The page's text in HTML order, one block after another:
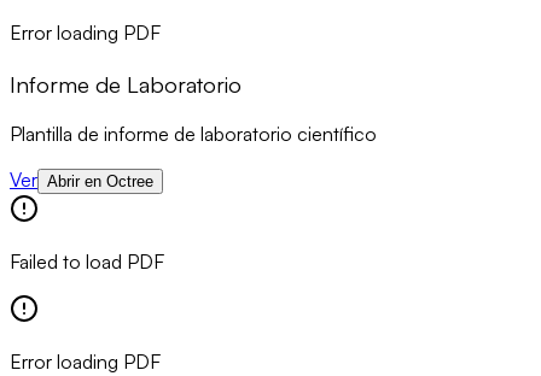
Error loading PDF
Informe de Laboratorio
Plantilla de informe de laboratorio científico
Ver Abrir en Octree
Failed to load PDF
Error loading PDF